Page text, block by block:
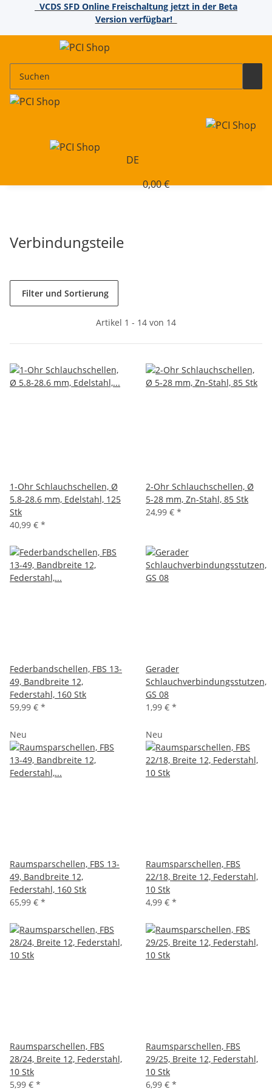
VCDS SFD Online Freischaltung jetzt in der Beta
Version verfügbar!
DE
0,00 €
Verbindungsteile
Filter und Sortierung
Artikel 1 - 14 von 14
1-Ohr Schlauchschellen, Ø
5.8-28.6 mm, Edelstahl, 125
Stk
40,99 € *
2-Ohr Schlauchschellen, Ø
5-28 mm, Zn-Stahl, 85 Stk
24,99 € *
Federbandschellen, FBS 13-
49, Bandbreite 12,
Federstahl, 160 Stk
59,99 € *
Gerader
Schlauchverbindungsstutzen,
GS 08
1,99 € *
Neu
Raumsparschellen, FBS 13-
49, Bandbreite 12,
Federstahl, 160 Stk
65,99 € *
Neu
Raumsparschellen, FBS
22/18, Breite 12, Federstahl,
10 Stk
4,99 € *
Raumsparschellen, FBS
28/24, Breite 12, Federstahl,
10 Stk
5,99 € *
Raumsparschellen, FBS
29/25, Breite 12, Federstahl,
10 Stk
6,99 € *